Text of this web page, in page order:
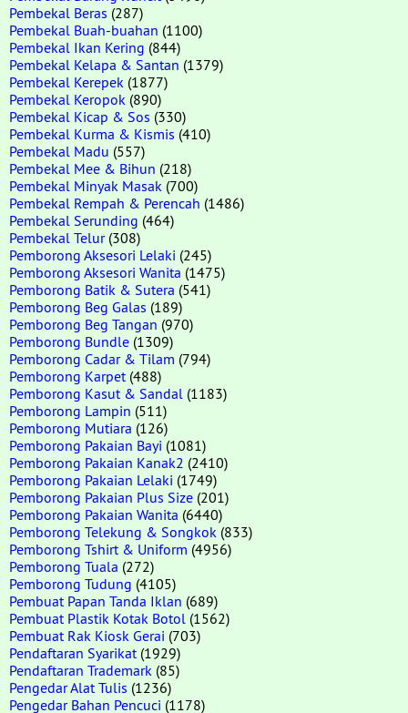
Pembekal Beras (287)
Pembekal Buah-buahan (1100)
Pembekal Ikan Kering (844)
Pembekal Kelapa & Santan (1379)
Pembekal Kerepek (1877)
Pembekal Keropok (890)
Pembekal Kicap & Sos (330)
Pembekal Kurma & Kismis (410)
Pembekal Madu (557)
Pembekal Mee & Bihun (218)
Pembekal Minyak Masak (700)
Pembekal Rempah & Perencah (1486)
Pembekal Serunding (464)
Pembekal Telur(308)
Pemborong Aksesori Lelaki (245)
Pemborong Aksesori Wanita (1475)
Pemborong Batik & Sutera (541)
Pemborong Beg Galas (189)
Pemborong Beg Tangan (970)
Pemborong Bundle (1309)
Pemborong Cadar & Tilam (794)
Pemborong Karpet (488)
Pemborong Kasut & Sandal (1183)
Pemborong Lampin (511)
Pemborong Mutiara (126)
Pemborong Pakaian Bayi (1081)
Pemborong Pakaian Kanak2 (2410)
Pemborong Pakaian Lelaki (1749)
Pemborong Pakaian Plus Size (201)
Pemborong Pakaian Wanita (6440)
Pemborong Telekung & Songkok (833)
Pemborong Tshirt & Uniform (4956)
Pemborong Tuala (272)
Pemborong Tudung (4105)
Pembuat Papan Tanda Iklan (689)
Pembuat Plastik Kotak Botol (1562)
Pembuat Rak Kiosk Gerai (703)
Pendaftaran Syarikat (1929)
Pendaftaran Trademark (85)
Pengedar Alat Tulis (1236)
Pengedar Bahan Pencuci (1178)